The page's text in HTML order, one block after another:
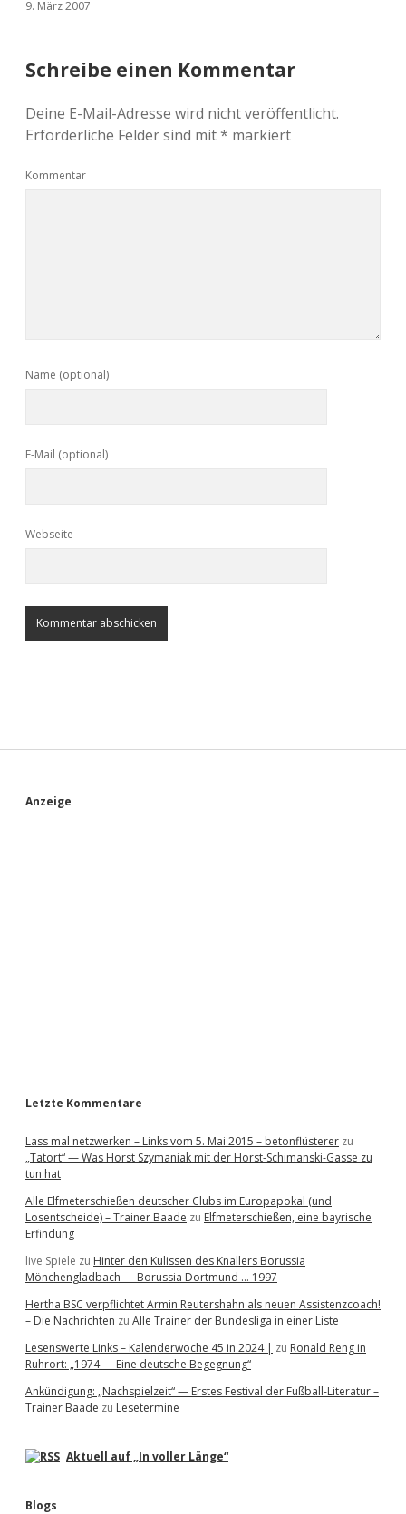
9. März 2007
Schreibe einen Kommentar
Deine E-Mail-Adresse wird nicht veröffentlicht.
Erforderliche Felder sind mit* markiert
Kommentar
Name (optional)
E-Mail (optional)
Webseite
S
Anzeige
Letzte Kommentare
Lass mal netzwerken – Links vom 5. Mai 2015 – betonflüsterer zu
„Tatort“ — Was Horst Szymaniak mit der Horst-Schimanski-Gasse zu
tun hat
Alle Elfmeterschießen deutscher Clubs im Europapokal (und
Losentscheide) – Trainer Baade zu Elfmeterschießen, eine bayrische
Erfindung
live Spiele zu Hinter den Kulissen des Knallers Borussia
Mönchengladbach — Borussia Dortmund … 1997
Hertha BSC verpflichtet Armin Reutershahn als neuen Assistenzcoach!
– Die Nachrichten zu Alle Trainer der Bundesliga in einer Liste
Lesenswerte Links – Kalenderwoche 45 in 2024 | zu Ronald Reng in
Ruhrort: „1974 — Eine deutsche Begegnung“
Ankündigung: „Nachspielzeit“ — Erstes Festival der Fußball-Literatur –
Trainer Baade zu Lesetermine
Aktuell auf „In voller Länge“
Blogs